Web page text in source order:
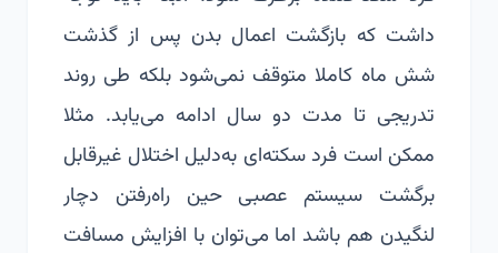
داشت که بازگشت اعمال بدن پس از گذشت
شش ماه کاملا متوقف نمی‌شود بلکه طی روند
تدریجی تا مدت دو سال ادامه می‌یابد. مثلا
ممکن است فرد سکته‌ای به‌دلیل اختلال غیرقابل
برگشت سیستم عصبی حین راه‌رفتن دچار
لنگیدن هم باشد اما می‌توان با افزایش مسافت